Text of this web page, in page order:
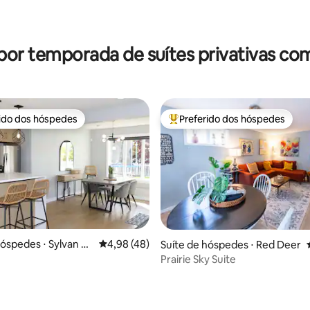
temporada de suítes privativas
preferidos dos hóspedes
dos hóspedes
⋅ Sylvan La
4,98 de uma avaliação média de 5, 48
4,98 (48)
Entre os melhores preferidos
Preferido dos hóspedes
Suíte de hóspedes ⋅ Red Deer
Prairie Sky Suite